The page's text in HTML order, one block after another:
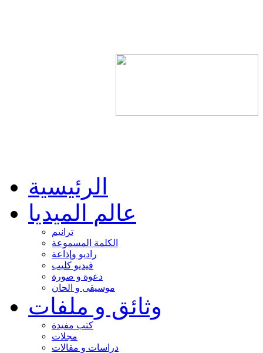
الرئيسية
عالم الميديا
ترانيم
الكلمة المسموعة
راديو وإذاعة
فيديو كليب
دعوة و صورة
موسيقى و الحان
وثائق و ملفات
كتب مفيدة
مجلات
دراسات و مقالات